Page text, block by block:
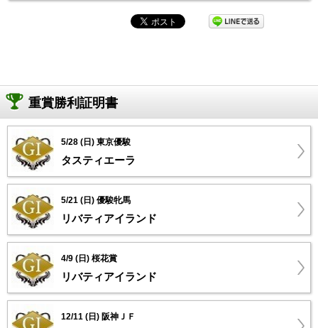
重賞勝利証明書
5/28 (日) 東京優駿
タスティエーラ
5/21 (日) 優駿牝馬
リバティアイランド
4/9 (日) 桜花賞
リバティアイランド
12/11 (日) 阪神ＪＦ